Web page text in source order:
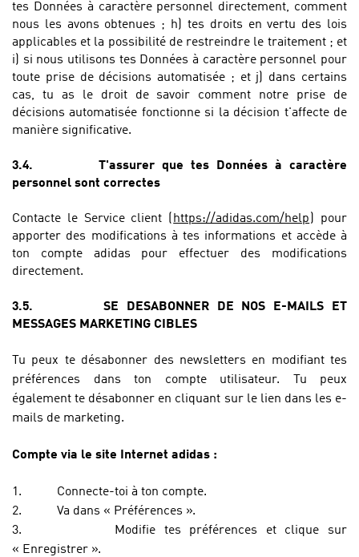
tes Données à caractère personnel directement, comment
nous les avons obtenues ; h) tes droits en vertu des lois
applicables et la possibilité de restreindre le traitement ; et
i) si nous utilisons tes Données à caractère personnel pour
toute prise de décisions automatisée ; et j) dans certains
cas, tu as le droit de savoir comment notre prise de
décisions automatisée fonctionne si la décision t'affecte de
manière significative.
3.4.
T'assurer que tes Données à caractère
personnel sont correctes
Contacte le Service client ( https://adidas.com/help
) pour
apporter des modifications à tes informations et accède à
ton compte adidas pour effectuer des modifications
directement.
3.5.
SE DESABONNER DE NOS E-MAILS ET
MESSAGES MARKETING CIBLES
Tu peux te désabonner des newsletters en modifiant tes
préférences dans ton compte utilisateur. Tu peux
également te désabonner en cliquant sur le lien dans les e-
mails de marketing.
Compte via le site Internet adidas :
1.
Connecte-toi à ton compte.
2.
Va dans « Préférences ».
3.
Modifie tes préférences et clique sur
« Enregistrer ».